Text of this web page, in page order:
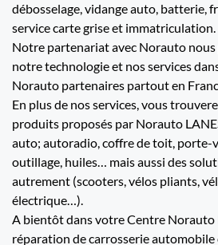
débosselage, vidange auto, batterie,
service carte grise et immatriculation.
Notre partenariat avec Norauto nous
notre technologie et nos services
Norauto partenaires partout en
En plus de nos services, vous
produits proposés par Norauto
auto; autoradio, coffre de toit, porte-
outillage, huiles… mais aussi des
autrement (scooters, vélos pliants,
électrique…).
A bientôt dans votre Centre Norauto
réparation de carrosserie automobile